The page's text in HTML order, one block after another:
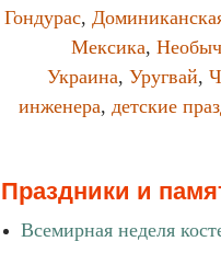
Гондурас,
Мексика,
Украина, Уругвай,
инженера, детские
Праздники и
Всемирная неделя